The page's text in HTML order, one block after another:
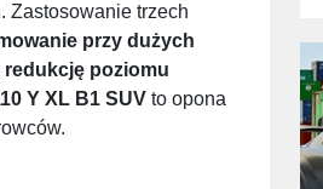
Zastosowanie trzech
przy dużych
redukcję poziomu
Y XL B1 SUV to opona